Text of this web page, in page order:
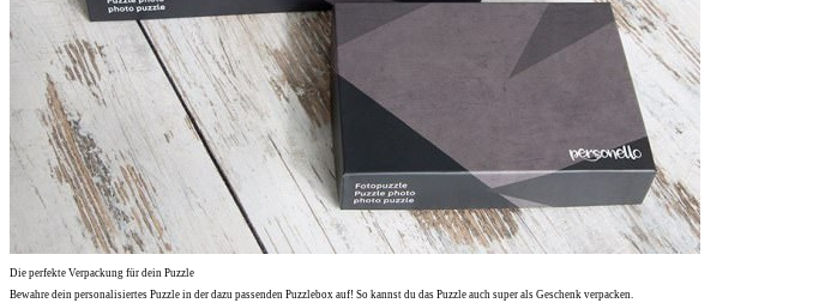
Die perfekte Verpackung für dein Puzzle
Bewahre dein personalisiertes Puzzle in der dazu passenden Puzzlebox auf! So kannst du das Puzzle auch super als Geschenk verpacken.